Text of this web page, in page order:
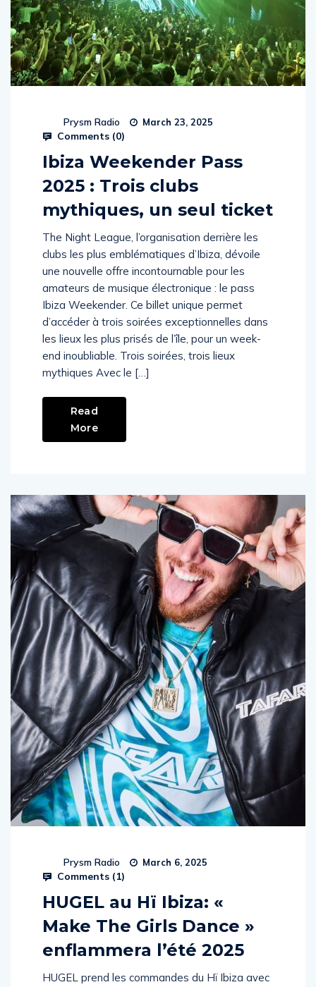
Prysm Radio March 23, 2025
Comments (0)
Ibiza Weekender Pass
2025 : Trois clubs
mythiques, un seul ticket
The Night League, l’organisation derrière les
clubs les plus emblématiques d’Ibiza, dévoile
une nouvelle offre incontournable pour les
amateurs de musique électronique : le pass
Ibiza Weekender. Ce billet unique permet
d’accéder à trois soirées exceptionnelles dans
les lieux les plus prisés de l’île, pour un week-
end inoubliable. Trois soirées, trois lieux
mythiques Avec le […]
Read
More
Prysm Radio March 6, 2025
Comments (1)
HUGEL au Hï Ibiza: «
Make The Girls Dance »
enflammera l’été 2025
HUGEL prend les commandes du Hï Ibiza avec